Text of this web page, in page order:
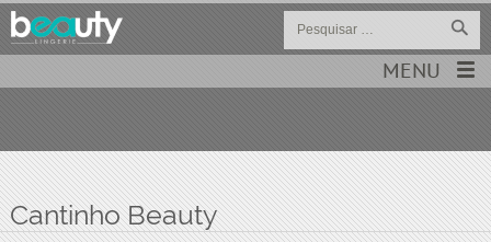
MENU
Cantinho Beauty